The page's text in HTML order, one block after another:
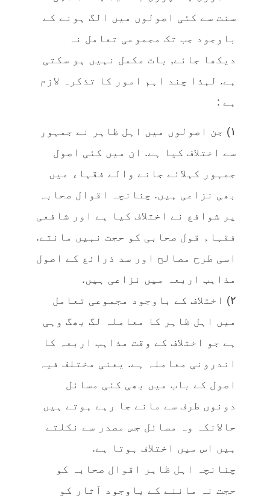
سنت سے کئی اصولوں میں الگ ہونے کے
باوجود جب تک مجموعی تعامل نہ
دیکھا جائے, بات مکمل نہیں ہو سکتی
ہے. لہذا چند اہم امور کا تذکرہ لازم
ہے :
١) جن اصولوں میں اہل ظاہر نے جمہور
سے اختلاف کیا ہے. ان میں کئی اصول
جمہور کہلائے جانے والے فقہاء میں
بھی نزاعی ہیں. چنانچہ اقوال صحابہ
پر شوافع نے اختلاف کیا ہے اور شافعی
فقہاء قول صحابی کو حجت نہیں مانتے.
اسی طرح مصالح اور سد ذرائع کے اصول
مذاہب اربعہ میں نزاعی ہیں.
٢) اختلاف کے باوجود مجموعی تعامل
میں اہل ظاہر کا معاملہ لگ بھگ وہی
ہے جو اختلاف کے وقت مذاہب اربعہ کا
اندرونی معاملہ ہے. یعنی مختلف فیہ
اصول کے باب میں بھی کئی مسائل
دونوں طرف سے مانے جا رہے ہوتے ہیں
حالانکہ وہ مسائل جس مصدر سے نکلتے
ہیں اس میں اختلاف ہوتا ہے.
چنانچہ اہل ظاہر اقوال صحابہ کو
حجت نہ ماننے کے باوجود آثار کو